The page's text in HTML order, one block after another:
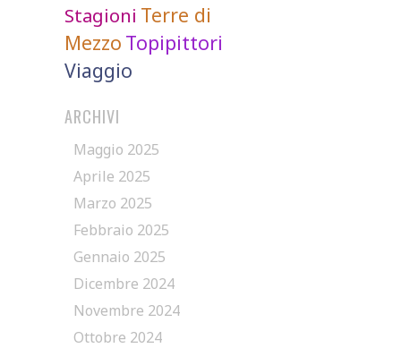
Stagioni Terre di
Mezzo Topipittori
Viaggio
ARCHIVI
Maggio 2025
Aprile 2025
Marzo 2025
Febbraio 2025
Gennaio 2025
Dicembre 2024
Novembre 2024
Ottobre 2024